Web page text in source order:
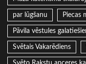
par lūgšanu Piecas
Pāvila vēstules
Svētais Vakarēdiens